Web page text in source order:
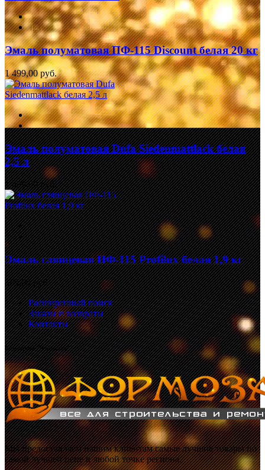
Эмаль полуматовая ПФ-115 Discount белая 20 кг
1 499,00 руб.
Эмаль полуматовая Dufa Siedenmattlack белая
2,5 л
1 499,00 руб.
Эмаль глянцевая ПФ-115 Profilux белая 1,9 кг
369,00 руб.
Расширенный поиск
Заказы и возвраты
Контакты
Компания "Формоза"
Мы предоставляем нашим клиентам самые лучшие товары по
самой лучшей цене в любой точке региона.